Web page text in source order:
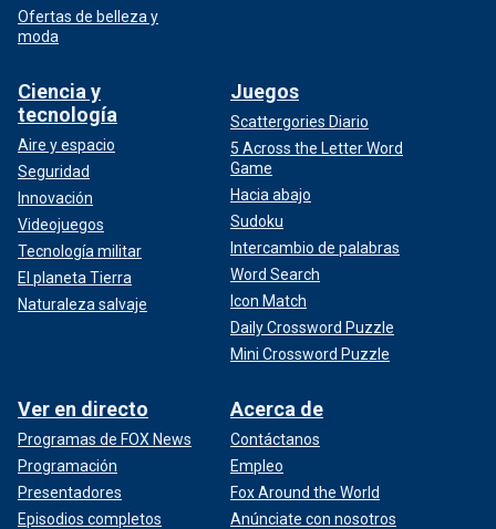
Ofertas de belleza y
moda
Ciencia y
tecnología
Aire y espacio
Seguridad
Innovación
Videojuegos
Tecnología militar
El planeta Tierra
Naturaleza salvaje
Juegos
Scattergories Diario
5 Across the Letter Word
Game
Hacia abajo
Sudoku
Intercambio de palabras
Word Search
Icon Match
Daily Crossword Puzzle
Mini Crossword Puzzle
Ver en directo
Programas de FOX News
Programación
Presentadores
Episodios completos
Acerca de
Contáctanos
Empleo
Fox Around the World
Anúnciate con nosotros